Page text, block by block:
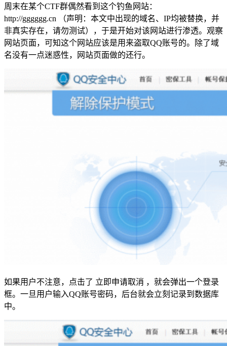
周末在某个CTF群偶然看到这个钓鱼网站：
http://gggggg.cn （声明：本文中出现的域名、IP均被替换，并
非真实存在，请勿测试），于是开始对该网站进行渗透。观察
网站页面，可知这个网站应该是用来盗取QQ账号的。除了域
名没有一点迷惑性，网站页面做的还行。
如果用户不注意，点击了 立即申请取消 ，就会弹出一个登录
框。一旦用户输入QQ账号密码，后台就会立刻记录到数据库
中。